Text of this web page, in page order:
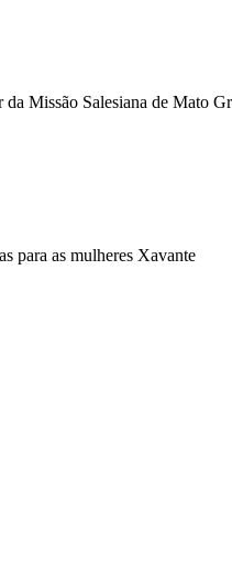
Missão Salesiana de Mato
para as mulheres Xavante